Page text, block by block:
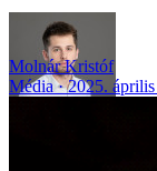
Molnár Kristóf
Média
2025.